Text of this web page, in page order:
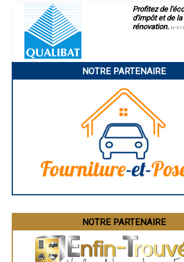
- Entreprise de charpente à Maure-de-
- Entreprise de charpente à Saint-Aubin-
- Entreprise de charpente à
- Entreprise de charpente à Domloup
- Entreprise de charpente à Corps-Nuds
- Entreprise de charpente à Lécousse
- Entreprise de charpente à Nouvoitou
- Entreprise de charpente à Pléchâtel
- Entreprise de charpente à Saint-Jouan-des-
- Entreprise de charpente à Saint-Brice-en-
- Entreprise de charpente à Pleumeleuc
- Entreprise de charpente à Messac
- Entreprise de charpente à Crevin
- Entreprise de charpente à Martigné-
- Entreprise de charpente à Bourg-des-
- Entreprise de charpente à Étrelles
- Entreprise de charpente à Saint-
- Entreprise de charpente à Saint-
- Entreprise de charpente à Saint-
- Entreprise de charpente à La
- Entreprise de charpente à Sens-de-
- Entreprise de charpente à Grand-
Profitez de
d'impôt et de
rénovation.
NOTRE PARTENAIRE
NOTRE PARTENAIRE